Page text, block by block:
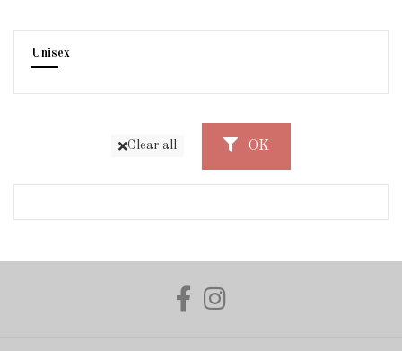
Unisex
Clear all OK